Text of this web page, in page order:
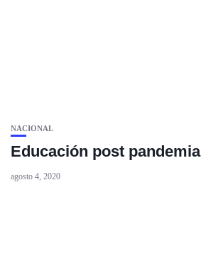
NACIONAL
Educación post pandemia
agosto 4, 2020